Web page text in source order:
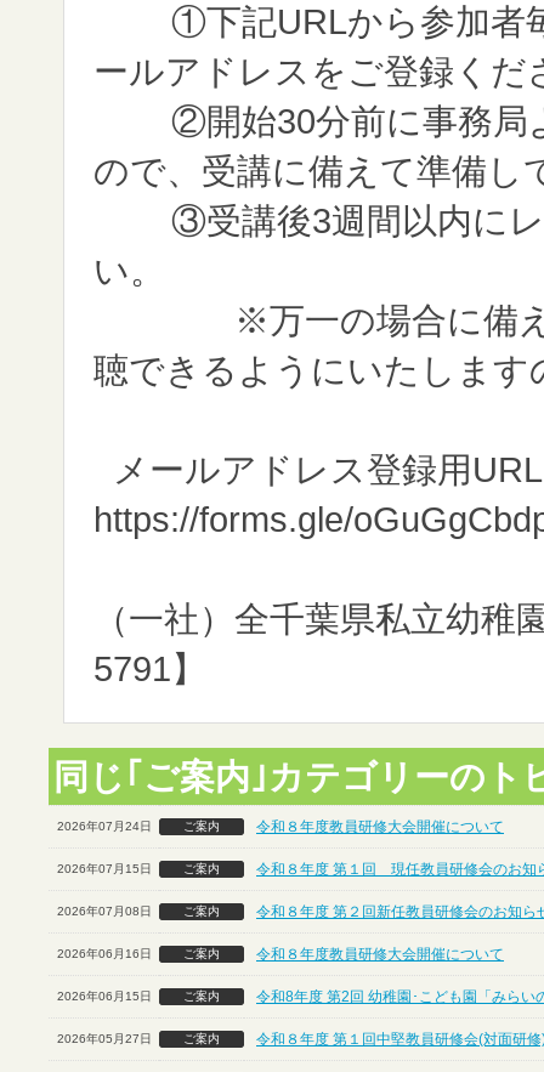
①下記URLから参加者
ールアドレスをご登録くだ
②開始30分前に事務局
ので、受講に備えて準備し
③受講後3週間以内に
い。
※万一の場合に備え、
聴できるようにいたしま
メールアドレス登録用
https://forms.gle/
（一社）全千葉県私立幼
5791】
同じ｢ご案内｣カテゴリーのト
2026年07月24日 ご案内 令和８年度教員研修大会開催について
2026年07月15日 ご案内 令和８年度 第１回 現任教員研修会のお知
2026年07月08日 ご案内 令和８年度 第２回新任教員研修会のお知ら
2026年06月16日 ご案内 令和８年度教員研修大会開催について
2026年06月15日 ご案内 令和8年度 第2回 幼稚園･こども園「みらい
2026年05月27日 ご案内 令和８年度 第１回中堅教員研修会(対面研修